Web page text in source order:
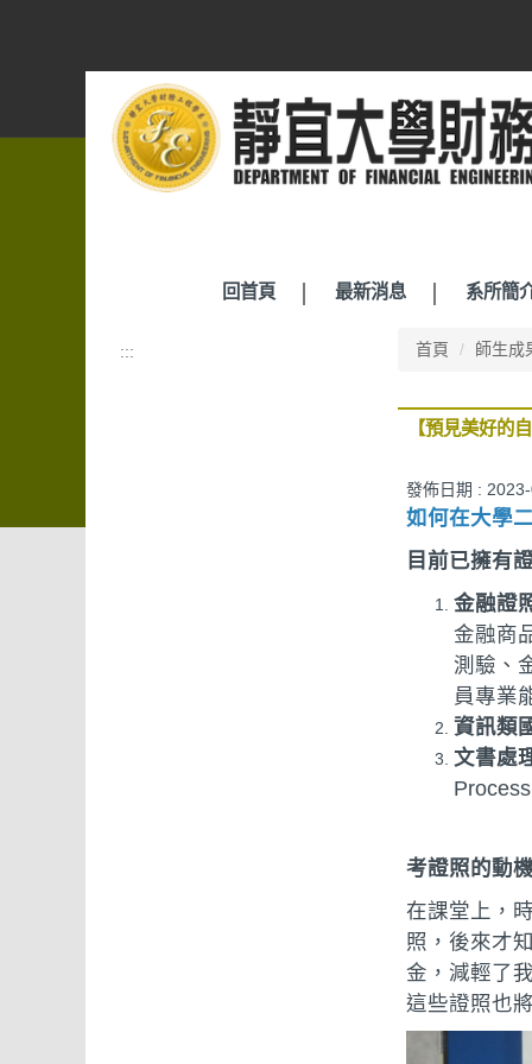
容
回首頁 最新消息 系所簡
::: 首頁 師生成
【預見美好的
發佈日期 :
如何在大學
目前已擁有
金融證
金融商
測驗、
員專業
資訊類
文書處
考證照的動
在課堂上，
照，後來才
金，減輕了
這些證照也